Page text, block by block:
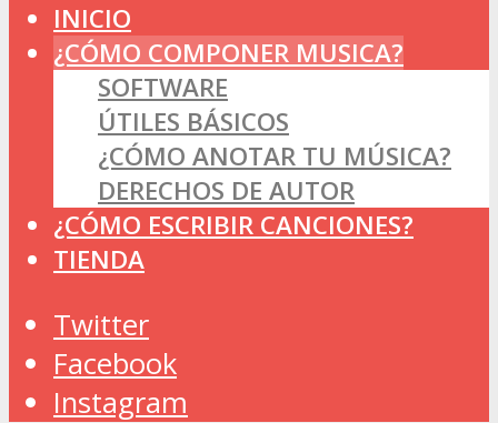
INICIO
¿CÓMO COMPONER MUSICA?
SOFTWARE
ÚTILES BÁSICOS
¿CÓMO ANOTAR TU MÚSICA?
DERECHOS DE AUTOR
¿CÓMO ESCRIBIR CANCIONES?
TIENDA
Twitter
Facebook
Instagram